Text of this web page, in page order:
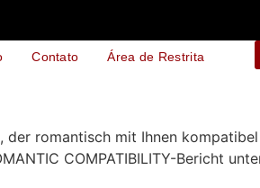
Contato Área de Restrita
romantisch mit Ihnen
COMPATIBILITY-Bericht